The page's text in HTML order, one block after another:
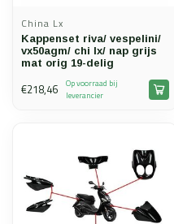
China Lx
Kappenset riva/ vespelini/
vx50agm/ chi lx/ nap grijs
mat orig 19-delig
€218,46
Op voorraad bij
leverancier